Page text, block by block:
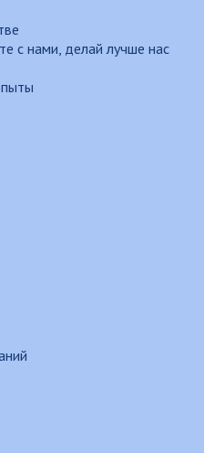
с нами, делай лучше нас